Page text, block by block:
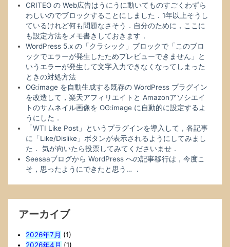
CRITEO の Web広告はうにうに動いてものすごくわずら
わしいのでブロックすることにしました．1年以上そうし
ているけれど何も問題なさそう．自分のために，ここに
も設定方法をメモ書きしておきます．
WordPress 5.x の「クラシック」ブロックで「このブロ
ックでエラーが発生したためプレビューできません」と
いうエラーが発生して文字入力できなくなってしまった
ときの対処方法
OG:image を自動生成する既存の WordPress プラグイン
を改造して，楽天アフィリエイトと Amazonアソシエイ
トのサムネイル画像を OG:image に自動的に設定するよ
うにした．
「WTI Like Post」というプラグインを導入して，各記事
に「Like/Dislike」ボタンが表示されるようにしてみまし
た． 気が向いたら投票してみてくださいませ．
Seesaaブログから WordPress への記事移行は，今度こ
そ，思ったようにできたと思う… ．
アーカイブ
2026年7月 (1)
2026年4月 (1)